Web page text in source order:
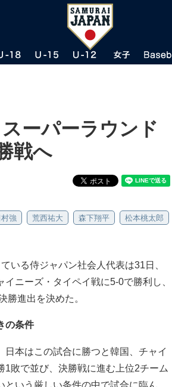
ーパーラウンド
戦へ
村強 荒西祐大 森下翔平
松本桃太郎
いる侍ジャパン社会人代表は31日、
ニーズ・タイペイ戦に5-0で勝利し、
勝進出を決めた。
の条件
本はこの試合に勝つと韓国、チャイ
敗で並び、決勝戦に進む上位2チーム
という厳しい条件の中で試合に臨ん